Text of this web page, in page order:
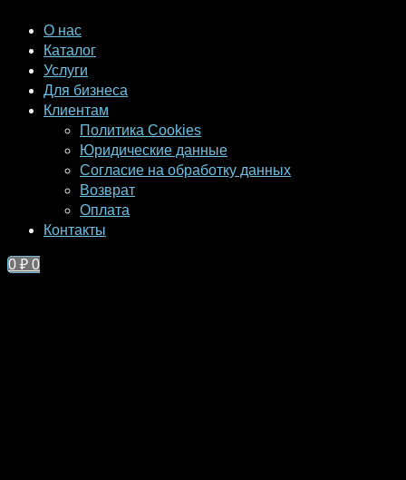
О нас
Каталог
Услуги
Для бизнеса
Клиентам
Политика Cookies
Юридические данные
Согласие на обработку данных
Возврат
Оплата
Контакты
0 ₽ 0